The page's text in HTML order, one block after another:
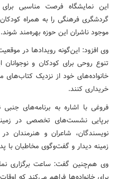
این نمایشگاه فرصت مناسبی
گردشگری فرهنگی را به همراه
موجود ناشران این حوزه بهره‌مند شوند.
وی افزود: این‌گونه رویدادها در
تنوع روحی برای کودکان و نوجوانان
خانواده‌های خود از نزدیک کتاب‌های
خریداری کنند.
فروغی با اشاره به برنامه‌های
برپایی نشست‌های تخصصی در
نویسندگان، شاعران و هنرمندان
زمینه دیدار و گفت‌وگوی مخاطبان با